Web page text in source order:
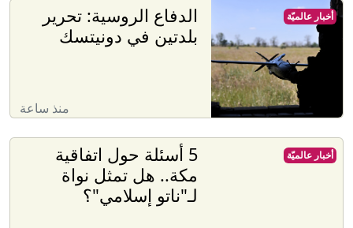
الدفاع الروسية: تحرير
بلدتين في دونيتسك
منذ ساعة
أخبار عالميّة
5 أسئلة حول اتفاقية
مكة.. هل تمثل نواة
لـ"ناتو إسلامي"؟
أخبار عالميّة